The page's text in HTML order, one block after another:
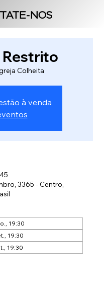
NOS
NOS
Restrito
Colheita
à venda
3365 - Centro,
19:30
19:30
19:30